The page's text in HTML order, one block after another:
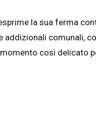
la sua ferma
comunali,
così delicato